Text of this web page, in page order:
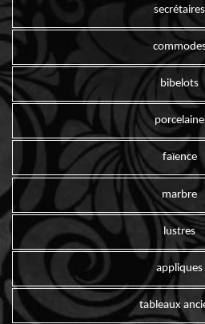
secrétaires
bibelots
porcelaine
faïence
marbre
lustres
appliques
tableaux